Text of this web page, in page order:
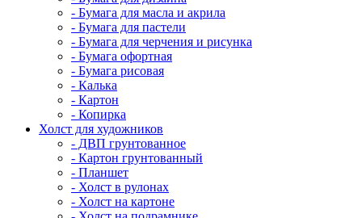
- Бумага для масла и акрила
- Бумага для пастели
- Бумага для черчения и рисунка
- Бумага офортная
- Бумага рисовая
- Калька
- Картон
- Копирка
Холст для художников
- ДВП грунтованное
- Картон грунтованный
- Планшет
- Холст в рулонах
- Холст на картоне